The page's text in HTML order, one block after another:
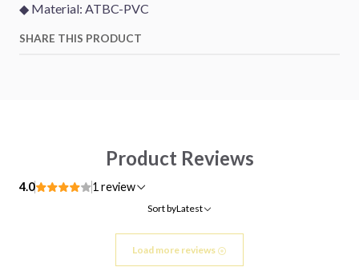
◆ Material: ATBC-PVC
SHARE THIS PRODUCT
Product Reviews
4.0 1 review
Sort byLatest
Load more reviews